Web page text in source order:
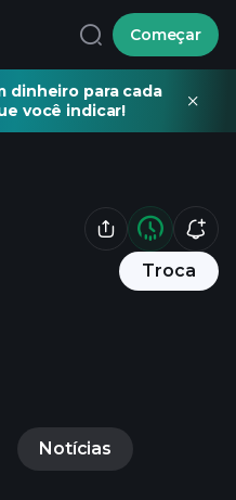
Começar
dinheiro para cada
você indicar!
Troca
Notícias